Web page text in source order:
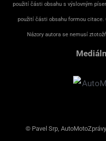
použití části obsahu s výslovným
použití části obsahu formou citace.
Názory autora se nemusí
© Pavel Srp,